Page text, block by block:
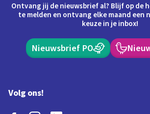
Ontvang jij de nieuwsbrief al? Blijf op de
te melden en ontvang elke maand een
keuze in je inbox!
Nieuwsbrief PO
Volg ons!